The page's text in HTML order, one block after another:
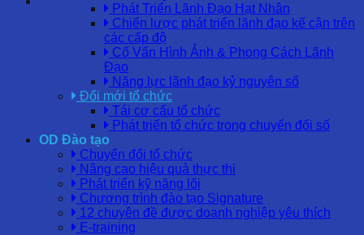
Phát Triển Lãnh Đạo Hạt Nhân
Chiến lược phát triển lãnh đạo kế cận trên
các cấp độ
Cố Vấn Hình Ảnh & Phong Cách Lãnh
Đạo
Năng lực lãnh đạo kỷ nguyên số
Đổi mới tổ chức
Tái cơ cấu tổ chức
Phát triển tổ chức trong chuyển đổi số
OD Đào tạo
Chuyển đổi tổ chức
Nâng cao hiệu quả thực thi
Phát triển kỹ năng lõi
Chương trình đào tạo Signature
12 chuyên đề được doanh nghiệp yêu thích
E-training